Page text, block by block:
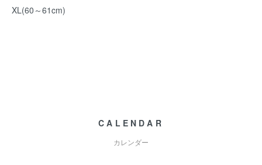
XL(60～61cm)
CALENDAR
カレンダー